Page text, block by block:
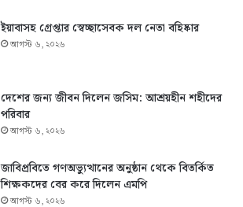
ইয়াবাসহ গ্রেপ্তার স্বেচ্ছাসেবক দল নেতা বহিষ্কার
আগস্ট ৬, ২০২৬
দেশের জন্য জীবন দিলেন জসিম: আশ্রয়হীন শহীদের
পরিবার
আগস্ট ৬, ২০২৬
জাবিপ্রবিতে গণঅভ্যুত্থানের অনুষ্ঠান থেকে বিতর্কিত
শিক্ষকদের বের করে দিলেন এমপি
আগস্ট ৬, ২০২৬